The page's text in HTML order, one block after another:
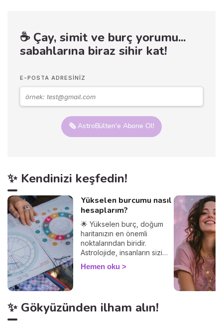
☕ Çay, simit ve burç yorumu...
sabahlarına biraz sihir kat!
E-POSTA ADRESINIZ
🗞️ AstroBülten'e Abone Ol!
✨ Kendinizi keşfedin!
Yükselen burcumu nasıl
hesaplarım?
🌟 Yükselen burç, doğum
haritanızın en önemli
noktalarından biridir.
Astrolojide, insanların sizi
nasıl gördüğünü ve
diğerleriyle olan
ve ilişkileriniz üzerindeki
Hemen oku
✨ Gökyüzünden ilham alın!